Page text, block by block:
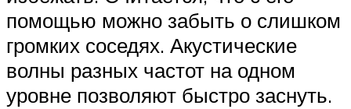
помощью можно забыть о слишком
громких соседях. Акустические
волны разных частот на одном
уровне позволяют быстро заснуть.